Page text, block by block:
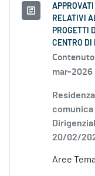
RELATIVI
PROGETTI
CENTRO DI
mar-
comunica
20/02/
Aree